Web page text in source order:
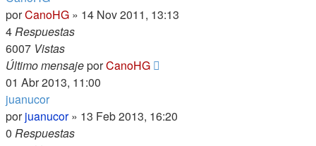
porCanoHG » 14 Nov 2011, 13:13
4Respuestas
6007 Vistas
Último mensajeporCanoHG
01 Abr 2013, 11:00
juanucor
porjuanucor» 13 Feb 2013, 16:20
0 Respuestas